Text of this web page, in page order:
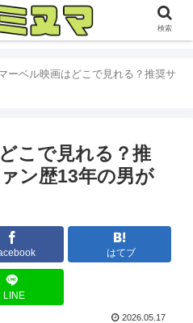
ーベル映画はどこで見れる？推奨サ
こで見れる？推
ン歴13年の男が
はてブ
LINE
2026.05.17
検索